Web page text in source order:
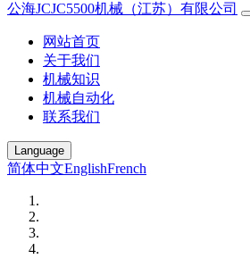
公海JCJC5500机械（江苏）有限公司
网站首页
关于我们
机械知识
机械自动化
联系我们
Language
简体中文EnglishFrench